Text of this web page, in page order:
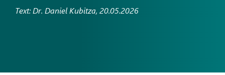
Text: Dr. Daniel Kubitza, 20.05.2026